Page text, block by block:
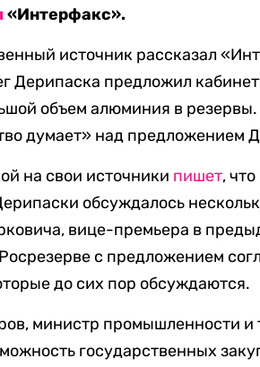
«Интерфакс».
источник рассказал
Дерипаска предложил
объем алюминия в
думает» над предложением
на свои источники пишет,
обсуждалось
вице-премьера в
с предложением
до сих пор обсуждаются.
министр промышленности и
государственных